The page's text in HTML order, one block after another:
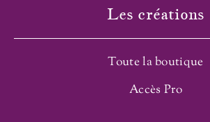
Les créations
Toute la boutique
Accès Pro